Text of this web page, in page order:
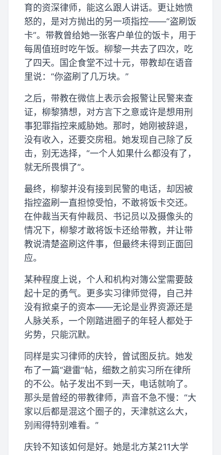
育的资深律师，能这么跟人讲话。更让她愤
怒的，是对方抛出的另一项指控——“盗刷饭
卡”。带教曾给她一张客户单位的饭卡，用于
每周值班时吃午饭。柳黎一共去了四次，吃
了四天。国企食堂不过十元，带教却在语音
里说：“你盗刷了几万块。”
之后，带教在微信上表示会报警让民警来查
证，柳黎猜想，对方言下之意或许是想用刑
事犯罪指控来威胁她。那时，她刚被辞退，
没有收入，还要交房租。她发现自己除了反
击，别无选择，“一个人如果什么都没有了，
就无所畏惧了”。
最终，柳黎并没有接到民警的电话，却因被
指控盗刷一直担惊受怕，不敢将饭卡交还。
在仲裁当天有仲裁员、书记员以及摄像头的
情况下，柳黎才敢将饭卡还给带教，并让带
教说清楚盗刷这件事，但最终未得到正面回
应。
某种程度上说，个人和机构对簿公堂需要鼓
起十足的勇气。更多实习律师觉得，自己并
没有掀桌子的资本——无论是业界资源还是
人脉关系，一个刚踏进圈子的年轻人都处于
劣势，只能沉默。
同样是实习律师的庆铃，曾试图反抗。她发
布了一篇“避雷”帖，细数之前实习所在律所
的不公。帖子发出不到一天，电话就响了。
那头是曾经的带教律师，声音不急不慢：“大
家以后都是混这个圈子的，天津就这么大，
别闹得特别难看。”
庆铃不知该如何是好。她是北方某211大学